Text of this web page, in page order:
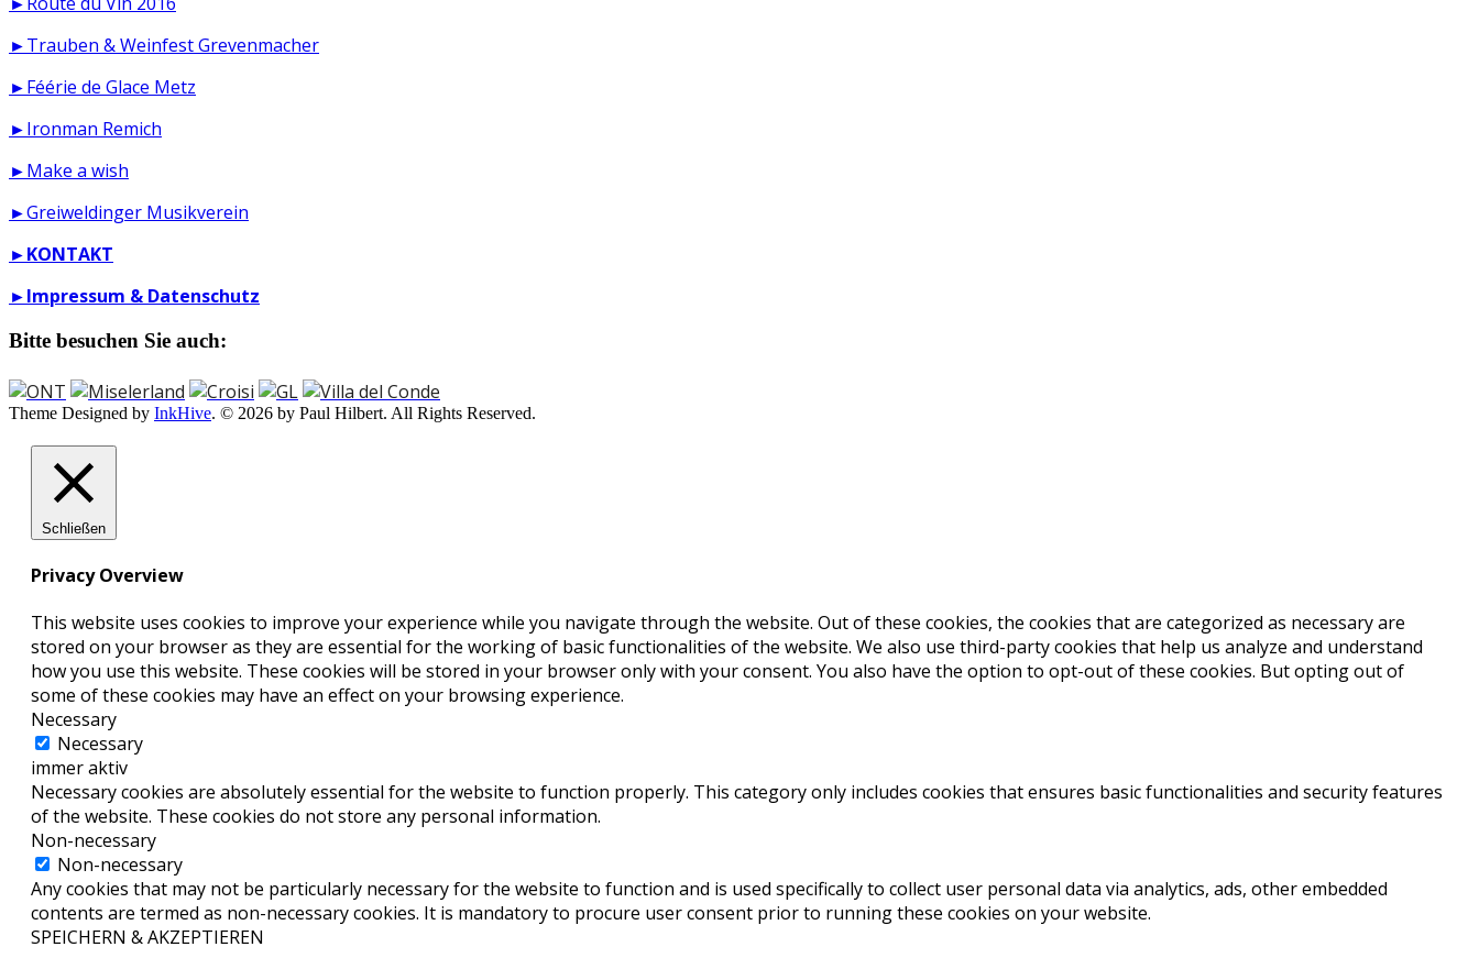
►Trauben & Weinfest Grevenmacher
►Féérie de Glace Metz
►Ironman Remich
►Make a wish
►Greiweldinger Musikverein
►KONTAKT
►Impressum & Datenschutz
Bitte besuchen Sie auch:
Theme Designed by InkHive. © 2026 by Paul Hilbert. All Rights Reserved.
Schließen
Privacy Overview
This website uses cookies to improve your experience while you navigate through the website. Out of these cookies, the cookies that are categorized as necessary are
stored on your browser as they are essential for the working of basic functionalities of the website. We also use third-party cookies that help us analyze and understand
how you use this website. These cookies will be stored in your browser only with your consent. You also have the option to opt-out of these cookies. But opting out of
some of these cookies may have an effect on your browsing experience.
Necessary
Necessary
immer aktiv
Necessary cookies are absolutely essential for the website to function properly. This category only includes cookies that ensures basic functionalities and security features
of the website. These cookies do not store any personal information.
Non-necessary
Non-necessary
Any cookies that may not be particularly necessary for the website to function and is used specifically to collect user personal data via analytics, ads, other embedded
contents are termed as non-necessary cookies. It is mandatory to procure user consent prior to running these cookies on your website.
SPEICHERN & AKZEPTIEREN